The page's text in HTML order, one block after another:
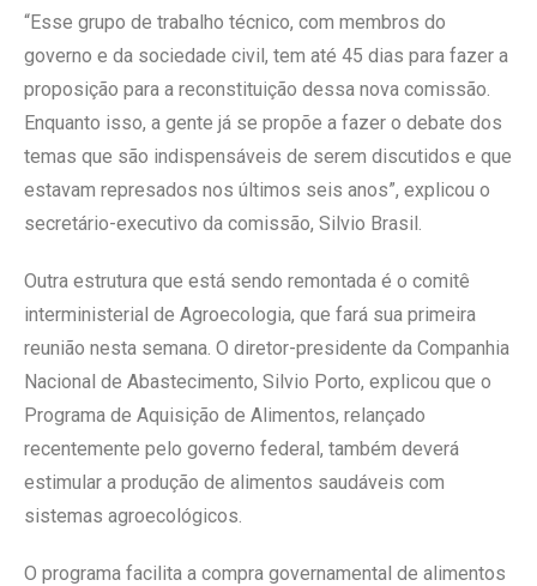
“Esse grupo de trabalho técnico, com membros do
governo e da sociedade civil, tem até 45 dias para fazer a
proposição para a reconstituição dessa nova comissão.
Enquanto isso, a gente já se propõe a fazer o debate dos
temas que são indispensáveis de serem discutidos e que
estavam represados nos últimos seis anos”, explicou o
secretário-executivo da comissão, Silvio Brasil.
Outra estrutura que está sendo remontada é o comitê
interministerial de Agroecologia, que fará sua primeira
reunião nesta semana. O diretor-presidente da Companhia
Nacional de Abastecimento, Silvio Porto, explicou que o
Programa de Aquisição de Alimentos, relançado
recentemente pelo governo federal, também deverá
estimular a produção de alimentos saudáveis com
sistemas agroecológicos.
O programa facilita a compra governamental de alimentos